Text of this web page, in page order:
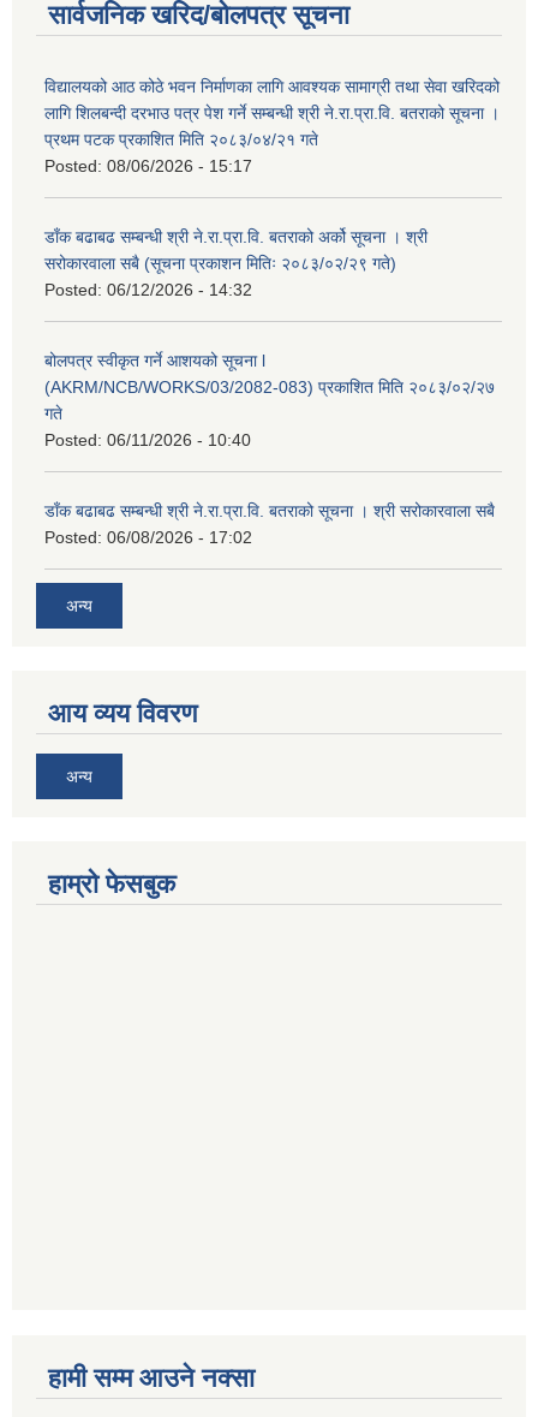
सार्वजनिक खरिद/बोलपत्र सूचना
विद्यालयको आठ कोठे भवन निर्माणका लागि आवश्यक सामाग्री तथा सेवा खरिदको
लागि शिलबन्दी दरभाउ पत्र पेश गर्ने सम्बन्धी श्री ने.रा.प्रा.वि. बतराको सूचना ।
प्रथम पटक प्रकाशित मिति २०८३/०४/२१ गते
Posted: 08/06/2026 - 15:17
डाँक बढाबढ सम्बन्धी श्री ने.रा.प्रा.वि. बतराको अर्को सूचना । श्री
सरोकारवाला सबै (सूचना प्रकाशन मितिः २०८३/०२/२९ गते)
Posted: 06/12/2026 - 14:32
बोलपत्र स्वीकृत गर्ने आशयको सूचना l
(AKRM/NCB/WORKS/03/2082-083) प्रकाशित मिति २०८३/०२/२७
गते
Posted: 06/11/2026 - 10:40
डाँक बढाबढ सम्बन्धी श्री ने.रा.प्रा.वि. बतराको सूचना । श्री सरोकारवाला सबै
Posted: 06/08/2026 - 17:02
अन्य
आय व्यय विवरण
अन्य
हाम्रो फेसबुक
हामी सम्म आउने नक्सा